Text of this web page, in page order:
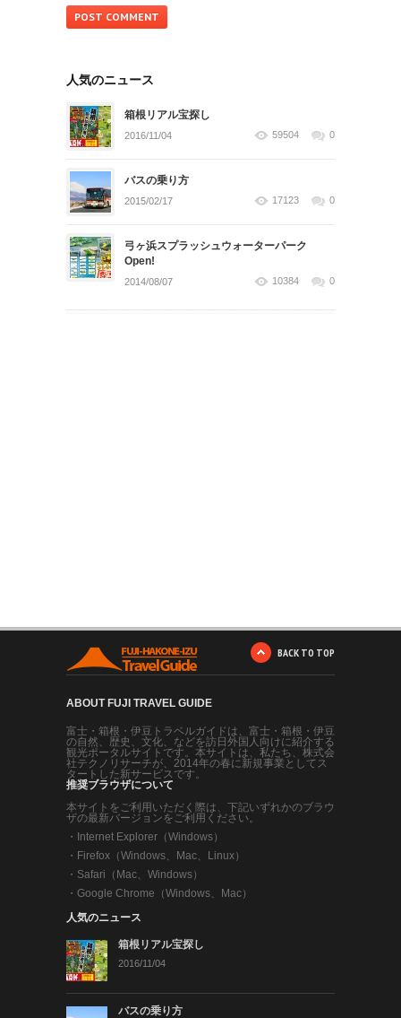
人気のニュース
箱根リアル宝探し
2016/11/04 59504 0
バスの乗り方
2015/02/17 17123 0
弓ヶ浜スプラッシュウォーターパーク
Open!
2014/08/07 10384 0
BACK TO TOP
ABOUT FUJI TRAVEL GUIDE
富士・箱根・伊豆トラベルガイドは、富士・箱根・伊豆
の自然、歴史、文化、などを訪日外国人向けに紹介する
観光ポータルサイトです。本サイトは、私たち、株式会
社テクノリサーチが、2014年の春に新規事業としてス
タートした新サービスです。
推奨ブラウザについて
本サイトをご利用いただく際は、下記いずれかのブラウ
ザの最新バージョンをご利用ください。
・
Internet Explorer（Windows）
・ Firefox（Windows、Mac、Linux）
・ Safari（Mac、Windows）
・ Google Chrome（Windows、Mac）
人気のニュース
箱根リアル宝探し
2016/11/04
バスの乗り方